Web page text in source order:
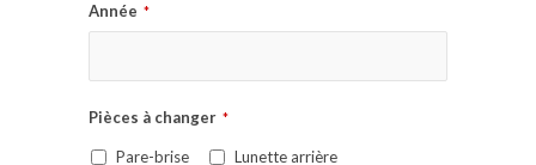
Année *
Pièces à changer *
Pare-brise Lunette arrière